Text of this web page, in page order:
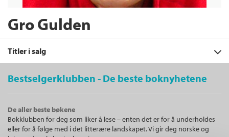
Gro Gulden
Titler i salg
KATEGORI +
Soppboka
Gro Gulden
Bestselgerklubben - De beste boknyhetene
De aller beste bøkene
Bokklubben for deg som liker å lese – enten det er for å underholdes
eller for å følge med i det litterære landskapet. Vi gir deg norske og